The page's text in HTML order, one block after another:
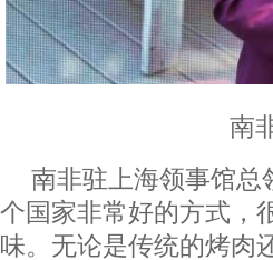
南
南非驻上海领事馆总
个国家非常好的方式，
味。无论是传统的烤肉